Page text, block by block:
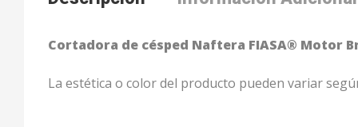
Cortadora de césped Naftera FIASA® Motor
La estética o color del producto pueden variar